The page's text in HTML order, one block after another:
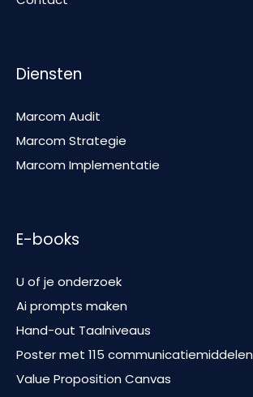
Diensten
Marcom Audit
Marcom Strategie
Marcom Implementatie
E-books
U of je onderzoek
Ai prompts maken
Hand-out Taalniveaus
Poster met 115 communicatiemiddelen
Value Proposition Canvas